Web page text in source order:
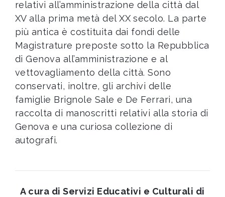
relativi all’amministrazione della città dal
XV alla prima metà del XX secolo. La parte
più antica è costituita dai fondi delle
Magistrature preposte sotto la Repubblica
di Genova all’amministrazione e al
vettovagliamento della città. Sono
conservati, inoltre, gli archivi delle
famiglie Brignole Sale e De Ferrari, una
raccolta di manoscritti relativi alla storia di
Genova e una curiosa collezione di
autografi.
A cura di Servizi Educativi e Culturali di